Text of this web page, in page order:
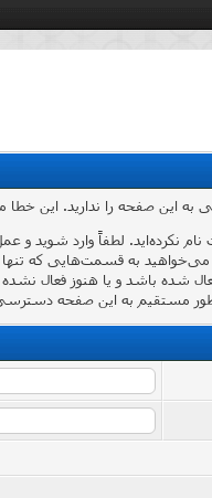
این صفحه را ندارید. این خطا
نکرده‌اید. لطفاً وارد شوید و
به قسمت‌هایی که تنها
شده باشد و یا هنوز فعال
مستقیم به این صفحه دسترسی